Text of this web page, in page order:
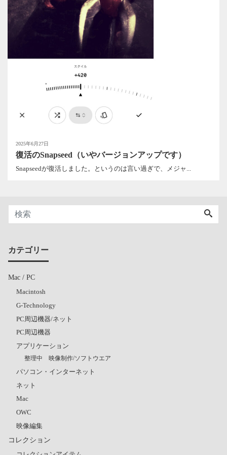
2025年6月27日
復活のSnapseed（いやバージョンアップです）
Snapseedが復活しました。というのは言い過ぎで、メジャ...
カテゴリー
Mac / PC
Macintosh
G-Technology
PC周辺機器/ネット
PC周辺機器
アプリケーション
整理中 映像制作/ソフトウエア
パソコン・インターネット
ネット
Mac
OWC
映像編集
コレクション